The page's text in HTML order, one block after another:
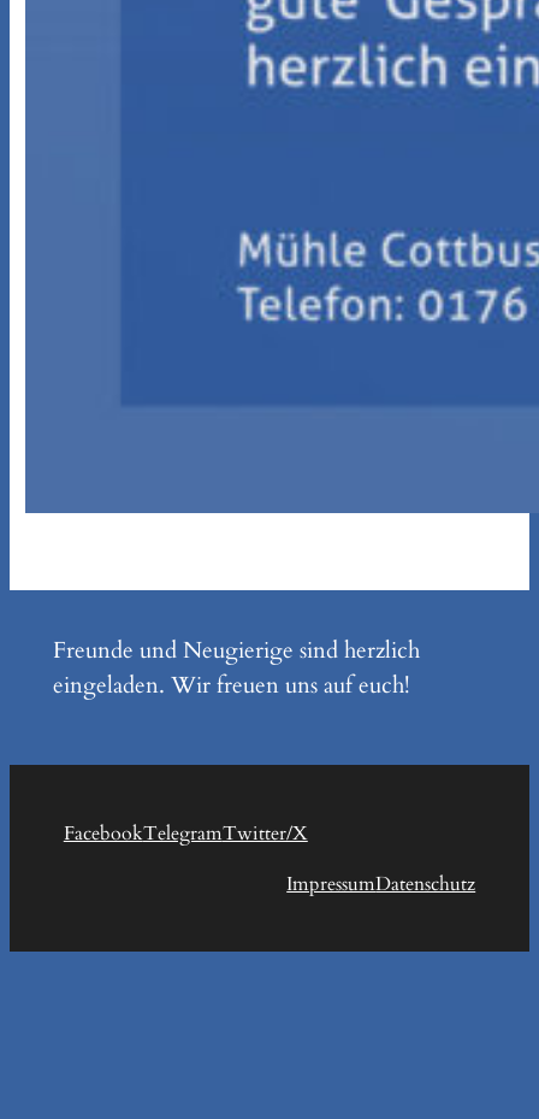
Freunde und Neugierige sind herzlich
eingeladen. Wir freuen uns auf euch!
FacebookTelegramTwitter/X
ImpressumDatenschutz